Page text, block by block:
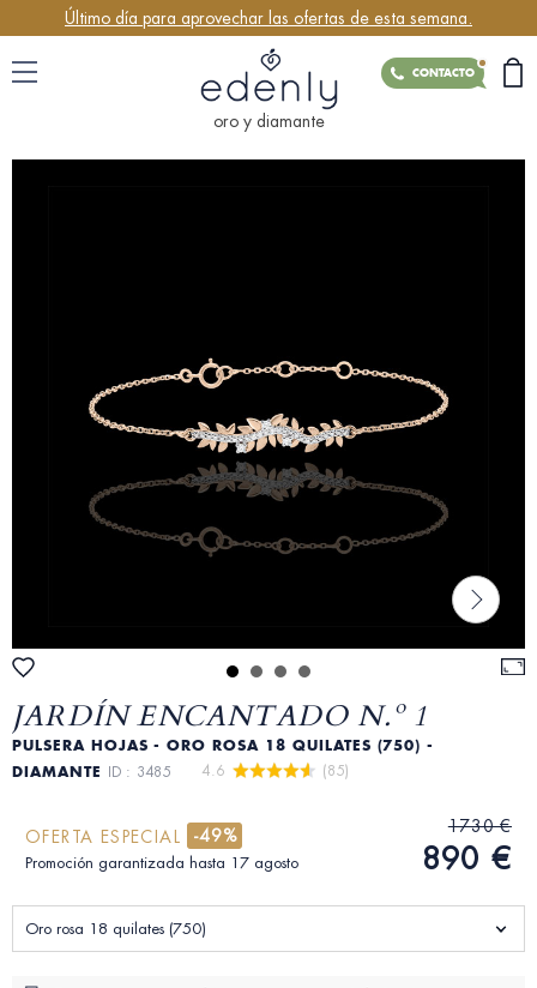
Último día para aprovechar las ofertas de esta semana.
CONTACTO
oro y diamante
JARDÍN ENCANTADO N.º 1
PULSERA HOJAS - ORO ROSA 18 QUILATES (750) -
DIAMANTE ID : 3485 4.6 (85)
OFERTA ESPECIAL -49%
Promoción garantizada hasta 17 agosto
1730 €
890 €
Oro rosa 18 quilates (750)